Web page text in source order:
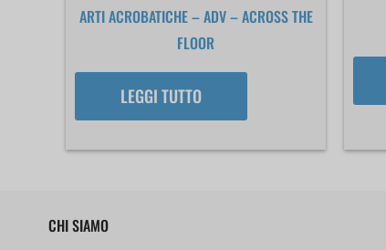
ARTI ACROBATICHE – ADV – ACROSS THE
FLOOR
LEGGI TUTTO
CHI SIAMO